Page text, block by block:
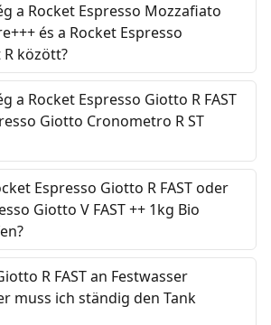
a Rocket Espresso Mozzafiato
és a Rocket Espresso
között?
a Rocket Espresso Giotto R FAST
Giotto Cronometro R ST
Espresso Giotto R FAST oder
Giotto V FAST ++ 1kg Bio
R FAST an Festwasser
muss ich ständig den Tank